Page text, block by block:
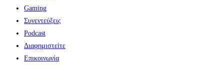
Gaming
Συνεντεύξεις
Podcast
Διαφημιστείτε
Επικοινωνία